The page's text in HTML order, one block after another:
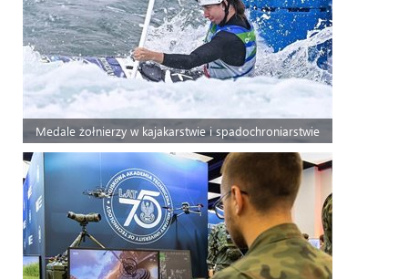
Medale żołnierzy w kajakarstwie i spadochroniarstwie